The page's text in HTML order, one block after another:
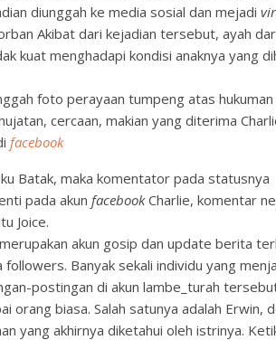
diunggah ke media sosial dan mejadi
Akibat dari kejadian tersebut, ayah
kuat menghadapi kondisi anaknya yang
foto perayaan tumpeng atas
cercaan, makian yang diterima
facebook
Batak, maka komentator pada statusnya
pada akun facebookCharlie, komentar
Joice.
akun gosip dan update berita
Banyak sekali individu yang
postingan di akun lambe_turah
orang biasa. Salah satunya adalah Erwin,
yang akhirnya diketahui oleh istrinya.